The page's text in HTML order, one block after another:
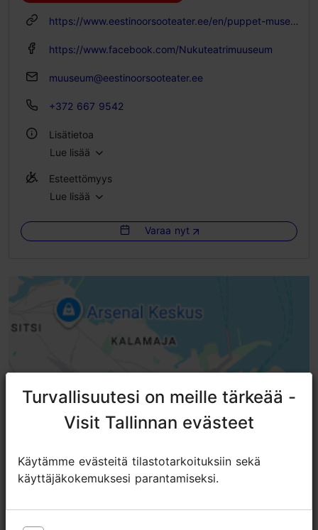
https://www.eestinoorsooteater.ee/en/puppet-museum/
https://www.facebook.com/Nukuteatrimuuseum
muuseum@eestinoorsooteater.ee
+372 667 9542
Lisätietoa
Sisätiloissa
Lue lisää
Esteettömyys
Ei pääsyä sähköpyörätuolilla
Liukuovet
Portaat - kaiteella
Lue lisää
Varaa nyt
Turvallisuutesi on meille tärkeää -
Visit Tallinnan evästeet
Käytämme evästeitä tilastotarkoituksiin sekä
käyttäjäkokemuksesi parantamiseksi.
Turvallisuutesi on meille tärkeää -
Visit Tallinnan evästeet
Käytämme evästeitä tilastotarkoituksiin sekä
käyttäjäkokemuksesi parantamiseksi.